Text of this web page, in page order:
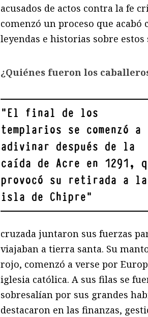
acusados de actos contra la fe
comenzó un proceso que
leyendas e historias sobre estos
¿Quiénes fueron los
"El final de los
templarios se comenzó a
adivinar después de la
caída de Acre en 1291,
provocó su retirada a la
isla de Chipre"
cruzada juntaron sus fuerzas
viajaban a tierra santa. Su
rojo, comenzó a verse por
iglesia católica. A sus filas se
sobresalían por sus grandes
destacaron en las finanzas,